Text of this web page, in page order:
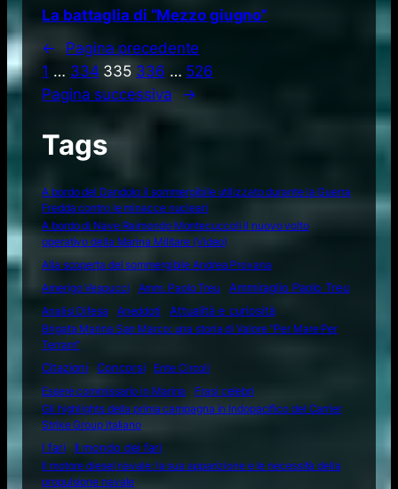
La battaglia di “Mezzo giugno”
←
Pagina precedente
1 … 334 335 336 … 526
Pagina successiva
→
Tags
A bordo del Dandolo il sommergibile utilizzato durante la Guerra
Fredda contro le minacce nucleari
A bordo di Nave Raimondo Montecuccoli il nuovo volto
operativo della Marina Militare (Video)
Alla scoperta del sommergibile Andrea Provana
Amerigo Vespucci
Amm. Paolo Treu
Ammiraglio Paolo Treu
Analisi Difesa
Aneddoti Attualità e curiosità
Brigata Marina San Marco: una storia di Valore "Per Mare Per
Terram"
Citazioni
Concorsi
Ente Circoli
Essere commissario in Marina
Frasi celebri
Gli highlights della prima campagna in Indopacifico del Carrier
Strike Group italiano
I fari
Il mondo dei fari
Il motore diesel navale: la sua apparizione e le necessità della
propulsione navale